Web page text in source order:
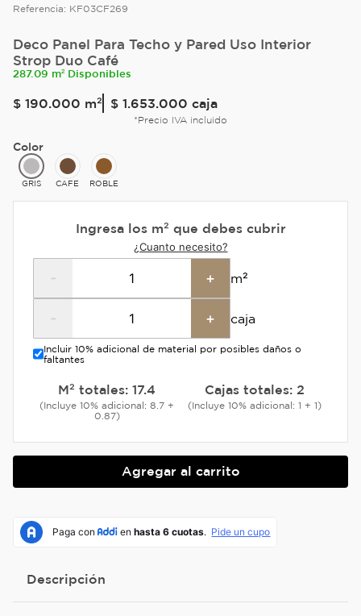
Referencia: KF03CF269
Deco Panel Para Techo y Pared Uso Interior
Strop Duo Café
287.09 m² Disponibles
$ 190.000 m² $ 1.653.000 caja
*Precio IVA incluido
Color
GRIS CAFE ROBLE
Ingresa los m² que debes cubrir
¿Cuanto necesito?
- + m²
- + caja
Incluir 10% adicional de material por posibles daños o
faltantes
M² totales: 17.4
(Incluye 10% adicional: 8.7 +
0.87)
Cajas totales: 2
(Incluye 10% adicional: 1 + 1)
Agregar al carrito
Descripción